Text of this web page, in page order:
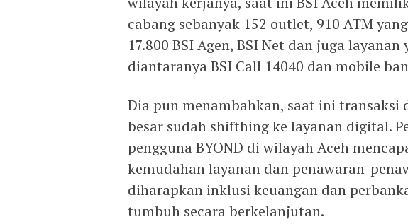
cabang sebanyak 152 outlet, 910 ATM
17.800 BSI Agen, BSI Net dan juga
diantaranya BSI Call 14040 dan mobile
Dia pun menambahkan, saat ini transaksi
besar sudah shifthing ke layanan digital.
pengguna BYOND di wilayah Aceh
kemudahan layanan dan penawaran-
diharapkan inklusi keuangan dan
tumbuh secara berkelanjutan.